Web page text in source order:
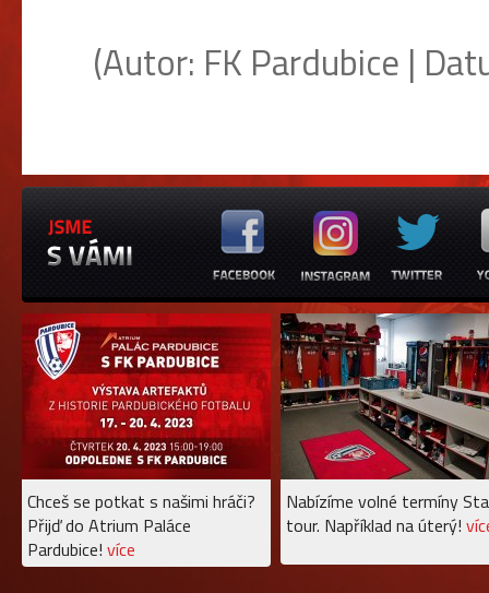
(Autor: FK Pardubice |
Chceš se potkat s našimi hráči?
Přijď do Atrium Paláce
Pardubice! více
Nabízíme volné termíny
tour. Například na úterý!